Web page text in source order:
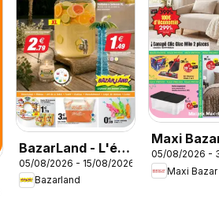
BazarLand - L'été
continue à petits
prix
05/08/2026 - 15/08/2026
Bazarland
Maxi
Brochure
05/08/2026 -
Maxi Bazar